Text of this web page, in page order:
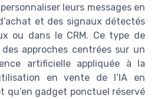
leurs messages en
et des signaux détectés
ou dans le CRM. Ce type de
approches centrées sur un
artificielle appliquée à la
en vente de l’IA en
qu’en gadget ponctuel réservé